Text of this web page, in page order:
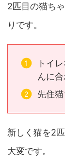
2匹目の猫ち
りです。
トイ
んに
先住猫
新しく猫を2
大変です。